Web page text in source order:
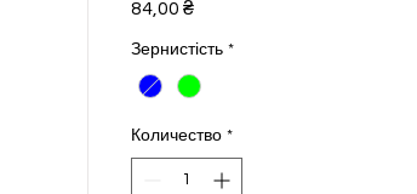
84,00 ₴Цена
Зернистість *
Количество *